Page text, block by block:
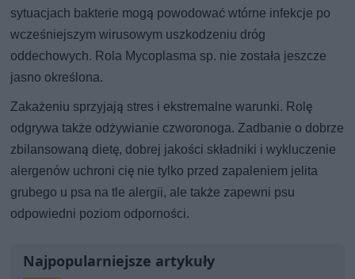
sytuacjach bakterie mogą powodować wtórne infekcje po
wcześniejszym wirusowym uszkodzeniu dróg
oddechowych. Rola Mycoplasma sp. nie została jeszcze
jasno określona.
Zakażeniu sprzyjają stres i ekstremalne warunki. Rolę
odgrywa także odżywianie czworonoga. Zadbanie o dobrze
zbilansowaną dietę, dobrej jakości składniki i wykluczenie
alergenów uchroni cię nie tylko przed zapaleniem jelita
grubego u psa na tle alergii, ale także zapewni psu
odpowiedni poziom odporności.
Najpopularniejsze artykuły